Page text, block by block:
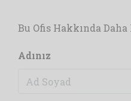
Bu Ofis Hakkında
Adınız